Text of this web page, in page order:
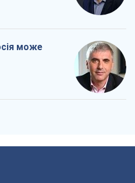
може